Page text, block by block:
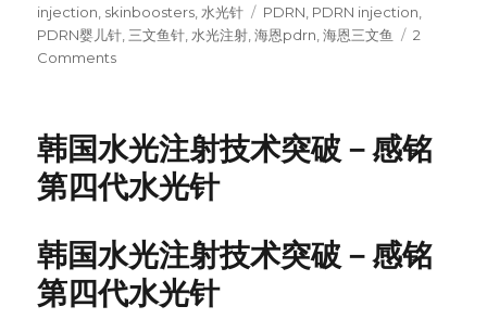
injection, skinboosters,水光针 Tags
PDRN, PDRN injection,
PDRN婴儿针,三文鱼针,水光注射,海恩pdrn,海恩三文鱼
2
Comments
再
生
美
DNA
细
胞
疗
韩国水光注射技术突破－感铭
第四代水光针
韩国水光注射技术突破－感铭
第四代水光针